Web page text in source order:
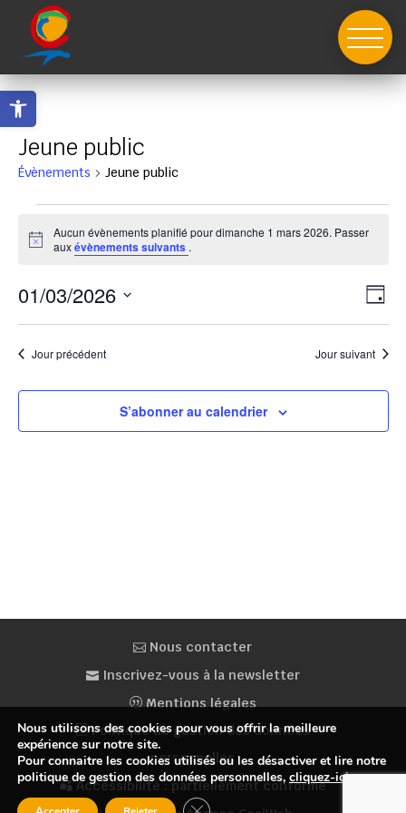
content
Ouvrir la barre d’outils
Jeune public
Évènements Jeune public
for
dimanche
1
mars
2026
Notice
Aucun évènements planifié pour dimanche 1 mars 2026. Passer
auxévènements suivants .
par
de
Jour
01/03/2026
Sélectionnez
uneJour précédent Jour suivant
S’abonner au calendrier
Nous contacter
Inscrivez-vous à la newsletter
Mentions légales
Politique de gestion des données
personnelles
Accessibilité : partiellement conforme
Nous utilisons des cookies pour vous offrir la meilleure
expérience sur notre site.
Pour connaitre les cookies utilisés ou les désactiver et lire notre
politique de gestion des données personnelles, cliquez-ici.
Fermer la bannière des cookies